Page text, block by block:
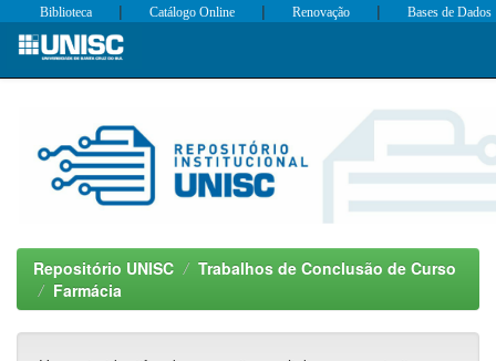
Skip
Biblioteca | Catálogo Online | Renovação | Bases de Dados
Repositório UNISC
Trabalhos de Conclusão de Curso
Farmácia